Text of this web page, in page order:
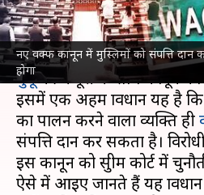
नए वक्फ कानून में मुस्लिमों को संपत्ति दान
होगा
क्या है खबर?
वक्फ संशोधन विधेयक ने गत 5
मुर्मूकी मंजूरी के साथ कानून
इसमें एक अहम प्रावधान यह है
का पालन करने वाला व्यक्ति ही
संपत्ति दान कर सकता है।
इस कानून को सुप्रीम कोर्ट में
ऐसे में आइए जानते हैं यह